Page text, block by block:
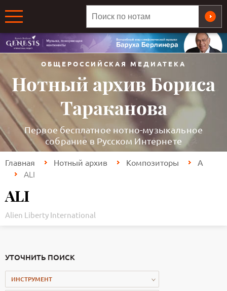
ОБЩЕРОССИЙСКАЯ МЕДИАТЕКА
Нотный архив Бориса
Тараканова
Первое бесплатное нотно-музыкальное
собрание в Русском Интернете
Главная Нотный архив Композиторы A
ALI
ALI
Alien Liberty International
УТОЧНИТЬ ПОИСК
ИНСТРУМЕНТ